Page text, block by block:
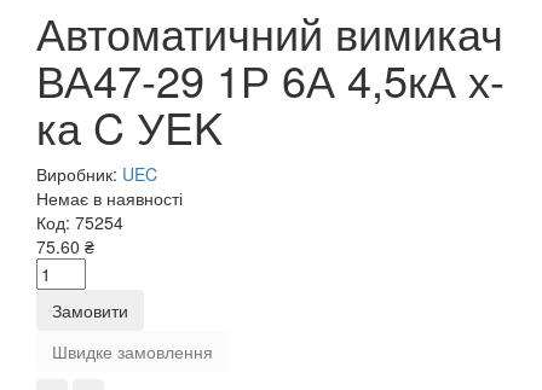
Автоматичний вимикач
ВА47-29 1Р 6А 4,5кА х-
ка C УEK
Виробник: UEC
Немає в наявності
Код: 75254
75.60 ₴
Замовити
Швидке замовлення